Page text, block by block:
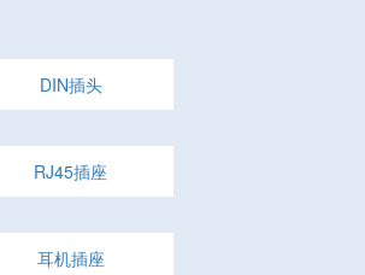
DIN插头
RJ45插座
耳机插座